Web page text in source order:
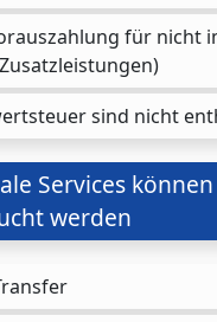
für nicht
sind nicht
Services
werden